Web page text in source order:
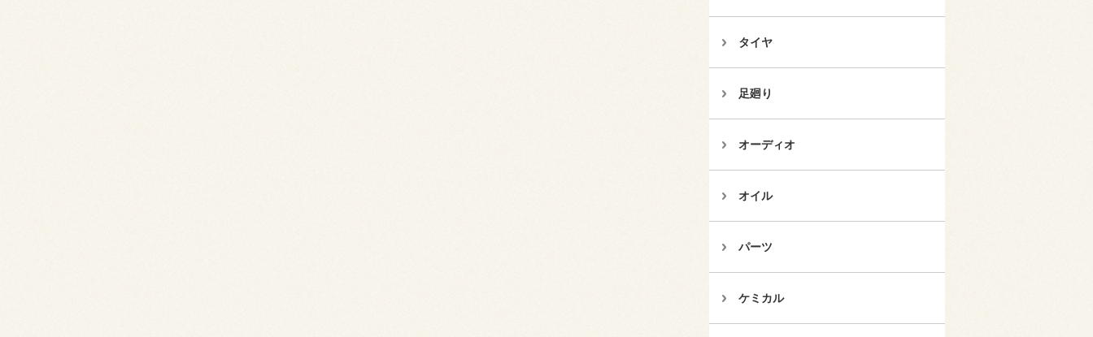
タイヤ
足廻り
オーディオ
オイル
パーツ
ケミカル